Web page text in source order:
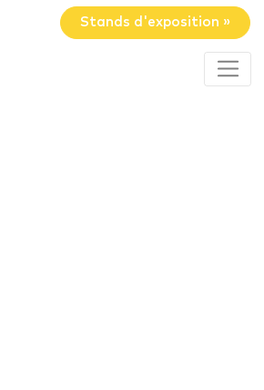
Stands d'exposition »